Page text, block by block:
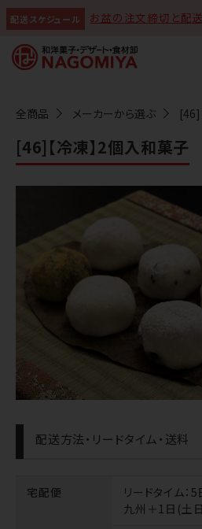
配送スケジュール お盆の注文締切と配
全商品 メーカーから選ぶ [46]
[46]【冷凍】2個入和菓子
配送方法・リードタイム・送料
宅配便 リードタイム：
九州＋1日(土
なごみやAIガイド
AIがなごみやの使い方をお答えします